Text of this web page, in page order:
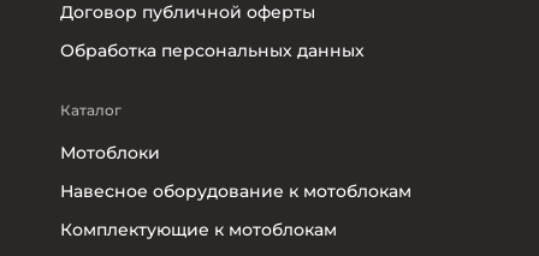
Договор публичной оферты
Обработка персональных данных
Каталог
Мотоблоки
Навесное оборудование к мотоблокам
Комплектующие к мотоблокам